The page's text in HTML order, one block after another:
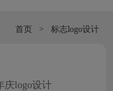
首页 > 标志logo设计
庆logo设计